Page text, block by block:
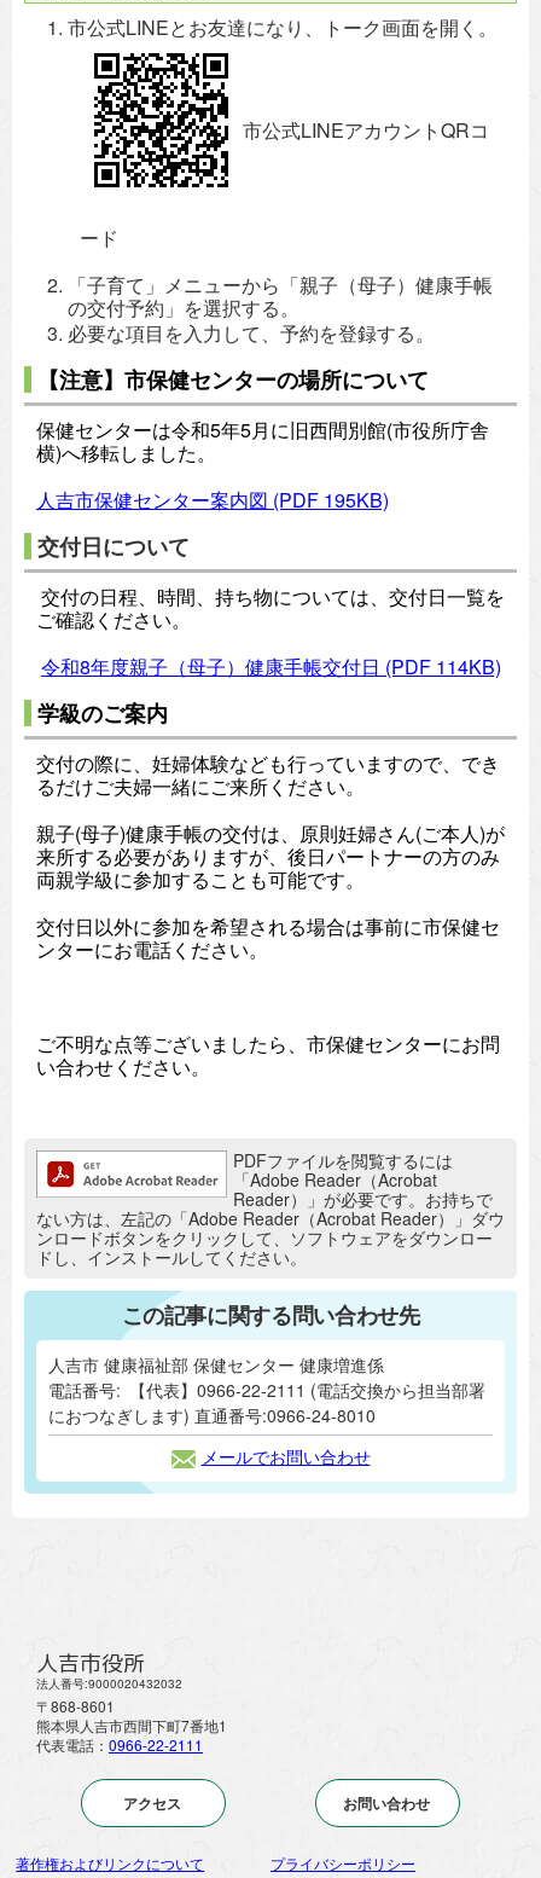
市公式LINEとお友達になり、トーク画面を開く。
市公式LINEアカウントQRコ
ード
「子育て」メニューから「親子（母子）健康手帳
の交付予約」を選択する。
必要な項目を入力して、予約を登録する。
【注意】市保健センターの場所について
保健センターは令和5年5月に旧西間別館(市役所庁舎
横)へ移転しました。
人吉市保健センター案内図 (PDF 195KB)
交付日について
交付の日程、時間、持ち物については、交付日一覧を
ご確認ください。
令和8年度親子（母子）健康手帳交付日 (PDF 114KB)
学級のご案内
交付の際に、妊婦体験なども行っていますので、でき
るだけご夫婦一緒にご来所ください。
親子(母子)健康手帳の交付は、原則妊婦さん(ご本人)が
来所する必要がありますが、後日パートナーの方のみ
両親学級に参加することも可能です。
交付日以外に参加を希望される場合は事前に市保健セ
ンターにお電話ください。
ご不明な点等ございましたら、市保健センターにお問
い合わせください。
追加情報：PDFファイルPDFファイルを閲覧するには
「Adobe Reader（Acrobat
Reader）」が必要です。お持ちで
ない方は、左記の「Adobe Reader（Acrobat Reader）」ダウ
ンロードボタンをクリックして、ソフトウェアをダウンロー
ドし、インストールしてください。
この記事に関する問い合わせ先
人吉市 健康福祉部 保健センター 健康増進係
電話番号:
【代表】0966-22-2111 (電話交換から担当部署
におつなぎします) 直通番号:0966-24-8010
メールでお問い合わせ
人吉市役所
法人番号:9000020432032
〒868-8601
熊本県人吉市西間下町7番地1
代表電話： 0966-22-2111
アクセス お問い合わせ
著作権およびリンクについて
プライバシーポリシー